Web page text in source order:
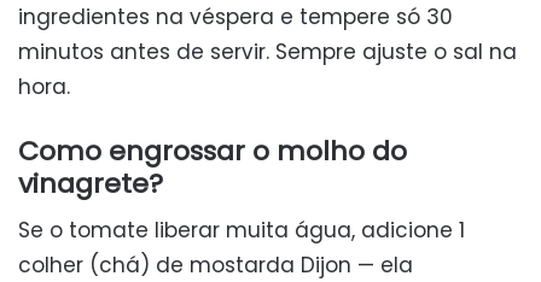
ingredientes na véspera e tempere só 30
minutos antes de servir. Sempre ajuste o sal na
hora.
Como engrossar o molho do
vinagrete?
Se o tomate liberar muita água, adicione 1
colher (chá) de mostarda Dijon — ela